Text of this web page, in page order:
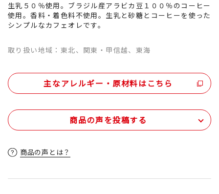
生乳５０％使用。ブラジル産アラビカ豆１００％のコーヒー
使用。香料・着色料不使用。生乳と砂糖とコーヒーを使った
シンプルなカフェオレです。
取り扱い地域：東北、関東・甲信越、東海
主なアレルギー・原材料はこちら
商品の声を投稿する
商品の声とは？